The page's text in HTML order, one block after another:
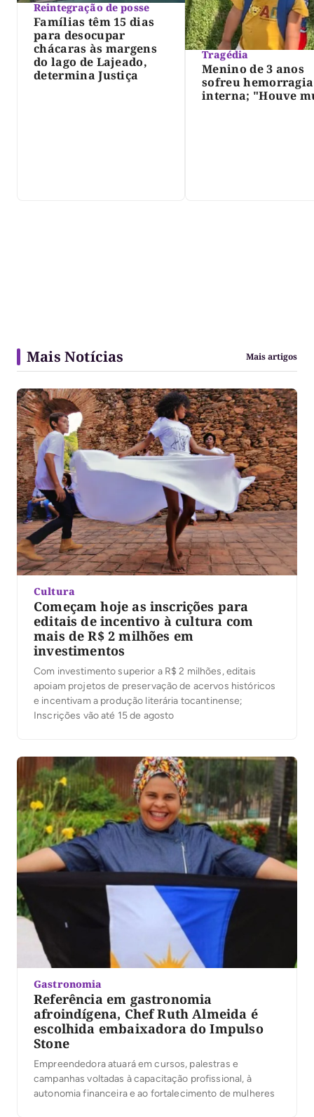
Reintegração de posse
Famílias têm 15 dias
para desocupar
chácaras às margens
do lago de Lajeado,
determina Justiça
Tragédia
Menino de 3 anos
sofreu hemorragia
interna; "Houve
Mais Notícias Mais artigos
Cultura
Começam hoje as inscrições para
editais de incentivo à cultura com
mais de R$ 2 milhões em
investimentos
Com investimento superior a R$ 2 milhões, editais
apoiam projetos de preservação de acervos históricos
e incentivam a produção literária tocantinense;
Inscrições vão até 15 de agosto
Gastronomia
Referência em gastronomia
afroindígena, Chef Ruth Almeida é
escolhida embaixadora do Impulso
Stone
Empreendedora atuará em cursos, palestras e
campanhas voltadas à capacitação profissional, à
autonomia financeira e ao fortalecimento de mulheres